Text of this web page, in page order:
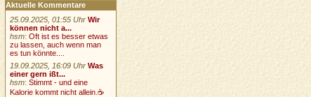
Aktuelle Kommentare
25.09.2025, 01:55 Uhr Wir
können nicht a...
hsm:Oft ist es besser etwas
zu lassen, auch wenn man
es tun könnte....
19.09.2025, 16:09 Uhr Was
einer gern ißt...
hsm:Stimmt - und eine
Kalorie kommt nicht allein.☕